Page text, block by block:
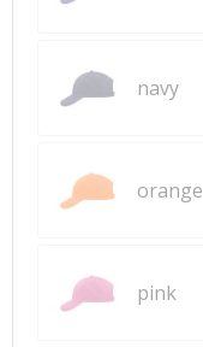
navy
orange
pink